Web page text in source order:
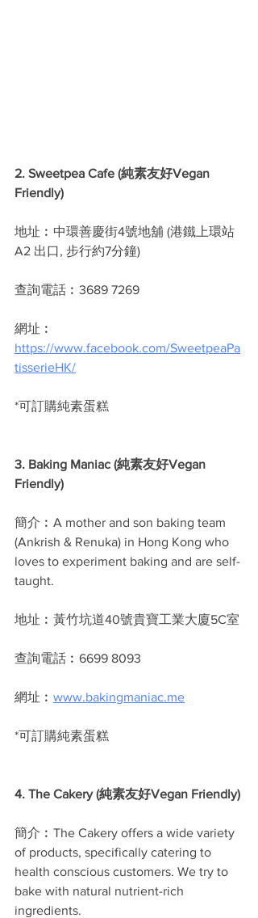
2. Sweetpea Cafe (純素友好Vegan
Friendly)
地址︰中環善慶街4號地舖 (港鐵上環站
A2 出口, 步行約7分鐘)
查詢電話︰3689 7269
網址︰
https://www.facebook.com/SweetpeaPa
tisserieHK/
*可訂購純素蛋糕
3. Baking Maniac (純素友好Vegan
Friendly)
簡介︰A mother and son baking team
(Ankrish & Renuka) in Hong Kong who
loves to experiment baking and are self-
taught.
地址︰黃竹坑道40號貴寶工業大廈5C室
查詢電話︰6699 8093
網址︰ www.bakingmaniac.me
*可訂購純素蛋糕
4. The Cakery (純素友好Vegan Friendly)
簡介︰The Cakery offers a wide variety
of products, specifically catering to
health conscious customers. We try to
bake with natural nutrient-rich
ingredients.